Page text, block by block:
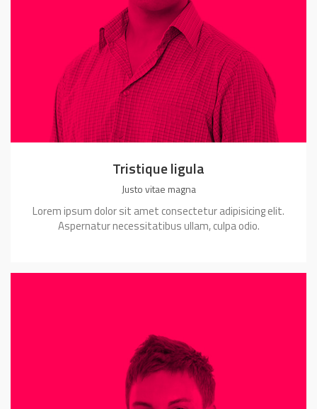
Tristique ligula
Justo vitae magna
Lorem ipsum dolor sit amet consectetur adipisicing elit.
Aspernatur necessitatibus ullam, culpa odio.